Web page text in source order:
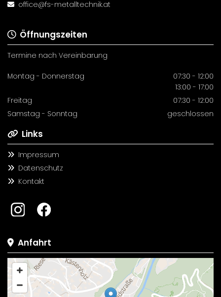
 office@fs-metalltechnik.at
Öffnungszeiten
Termine nach Vereinbarung
Montag - Donnerstag
07:30 - 12:00
13:00 - 17:00
Freitag
07:30 - 12:00
Samstag - Sonntag
geschlossen
 Links
 Impressum
 Datenschutz
 Kontakt
 Anfahrt